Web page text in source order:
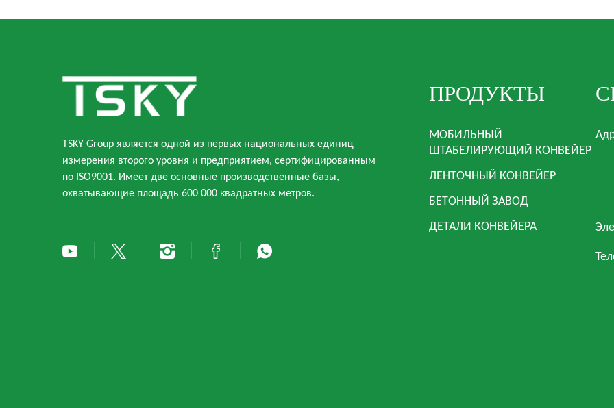
TSKY Group является одной из первых национальных единиц
измерения второго уровня и предприятием, сертифицированным
по ISO9001. Имеет две основные производственные базы,
охватывающие площадь 600 000 квадратных метров.
ПРОДУКТЫ
МОБИЛЬНЫЙ
ШТАБЕЛИРУЮЩИЙ КОНВЕЙЕР
ЛЕНТОЧНЫЙ КОНВЕЙЕР
БЕТОННЫЙ ЗАВОД
ДЕТАЛИ КОНВЕЙЕРА